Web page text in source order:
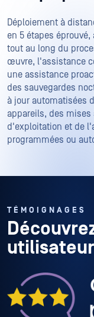
Déploiement à
en 5 étapes
tout au long du
œuvre, l'assistance
une assistance
des sauvegardes
à jour automatisées
appareils, des
d'exploitation et de
programmées ou
TÉMOIGNAGES